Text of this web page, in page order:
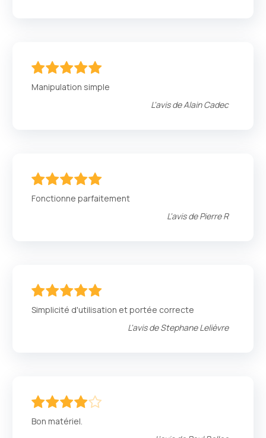
Manipulation simple
L'avis deAlain Cadec
Fonctionne parfaitement
L'avis dePierre R
Simplicité d'utilisation et portée correcte
L'avis deStephane Lelièvre
Bon matériel.